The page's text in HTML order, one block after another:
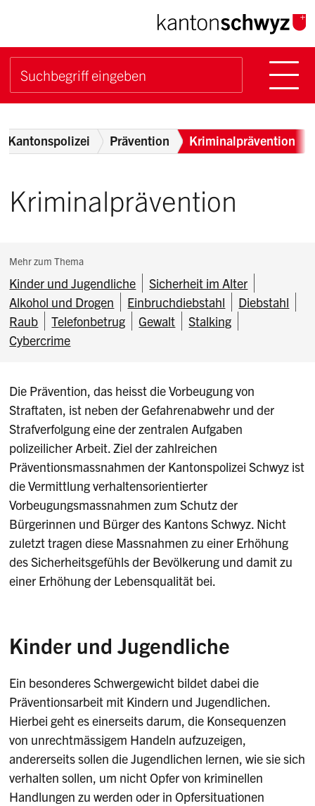
Navigieren im Kanton
Schnellnavigation
Suchbegriff
Breadcrumb
Kantonspolizei Prävention Kriminalprävention
Subnavigation:
Mehr zum Thema
Kinder und Jugendliche
Sicherheit im Alter
Alkohol und Drogen
Einbruchdiebstahl
Diebstahl
Raub
Telefonbetrug Gewalt
Stalking
Cybercrime
Kriminalprävention
Die Prävention, das heisst die Vorbeugung von
Straftaten, ist neben der Gefahrenabwehr und der
Strafverfolgung eine der zentralen Aufgaben
polizeilicher Arbeit. Ziel der zahlreichen
Präventionsmassnahmen der Kantonspolizei Schwyz ist
die Vermittlung verhaltensorientierter
Vorbeugungsmassnahmen zum Schutz der
Bürgerinnen und Bürger des Kantons Schwyz. Nicht
zuletzt tragen diese Massnahmen zu einer Erhöhung
des Sicherheitsgefühls der Bevölkerung und damit zu
einer Erhöhung der Lebensqualität bei.
Kinder und Jugendliche
Ein besonderes Schwergewicht bildet dabei die
Präventionsarbeit mit Kindern und Jugendlichen.
Hierbei geht es einerseits darum, die Konsequenzen
von unrechtmässigem Handeln aufzuzeigen,
andererseits sollen die Jugendlichen lernen, wie sie sich
verhalten sollen, um nicht Opfer von kriminellen
Handlungen zu werden oder in Opfersituationen